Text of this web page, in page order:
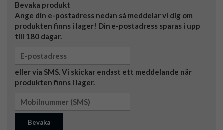
Bevaka produkt
Ange din e-postadress nedan så meddelar vi dig om
produkten finns i lager! Din e-postadress sparas i upp
till 180 dagar.
eller via SMS. Vi skickar endast ett meddelande när
produkten finns i lager.
Bevaka